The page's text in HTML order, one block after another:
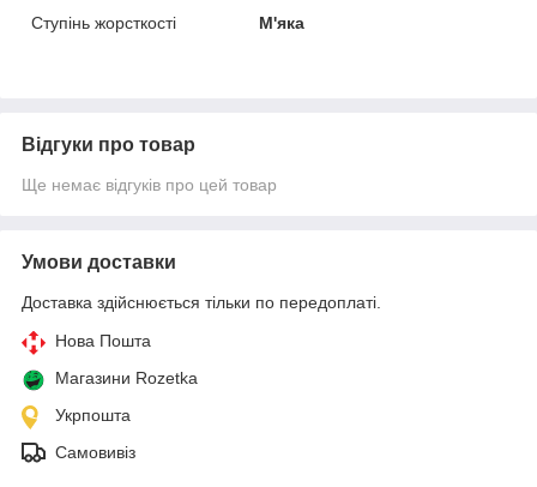
Ступінь жорсткості
М'яка
Відгуки про товар
Ще немає відгуків про цей товар
Умови доставки
Доставка здійснюється тільки по передоплаті.
Нова Пошта
Магазини Rozetka
Укрпошта
Самовивіз